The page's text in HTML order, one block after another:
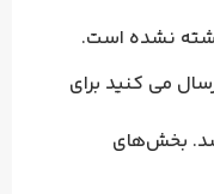
نشده است.
می کنید برای
بخش‌های